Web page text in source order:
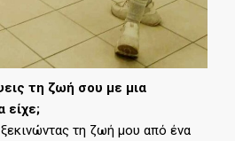
τη ζωή σου με μια
είχε;
τη ζωή μου από ένα